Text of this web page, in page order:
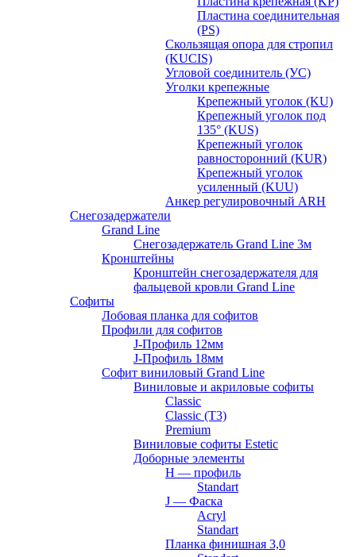
Пластина соединительная
(PS)
Скользящая опора для стропил
(KUCIS)
Угловой соединитель (УС)
Уголки крепежныe
Крепежный уголок (KU)
Крепежный уголок под
135° (KUS)
Крепежный уголок
равносторонний (KUR)
Крепежный уголок
усиленный (KUU)
Анкер регулировочный ARH
Снегозадержатели
Grand Line
Снегозадержатель Grand Line 3м
Кронштейны
Кронштейн снегозадержателя для
фальцевой кровли Grand Line
Софиты
Лобовая планка для софитов
Профили для софитов
J-Профиль 12мм
J-Профиль 18мм
Софит виниловый Grand Line
Виниловые и акриловые софиты
Classic
Classic (T3)
Premium
Виниловые софиты Estetic
Доборные элементы
H — профиль
Standart
J — Фаска
Acryl
Standart
Планка финишная 3,0